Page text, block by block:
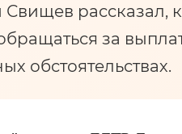
рассказал,
за
обстоятельствах.